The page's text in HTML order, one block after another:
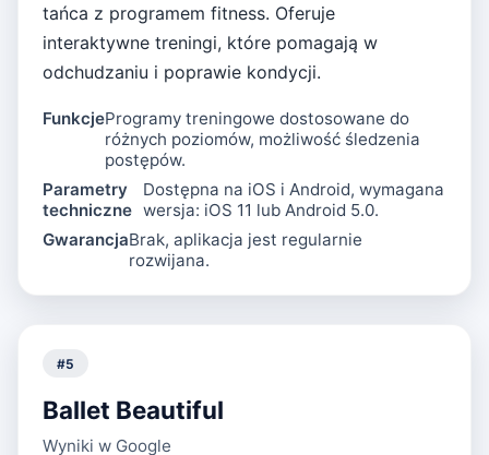
tańca z programem fitness. Oferuje
interaktywne treningi, które pomagają w
odchudzaniu i poprawie kondycji.
FunkcjeProgramy treningowe dostosowane do
różnych poziomów, możliwość śledzenia
postępów.
Parametry
techniczne
Dostępna na iOS i Android, wymagana
wersja: iOS 11 lub Android 5.0.
GwarancjaBrak, aplikacja jest regularnie
rozwijana.
#5
Ballet Beautiful
Wyniki w Google